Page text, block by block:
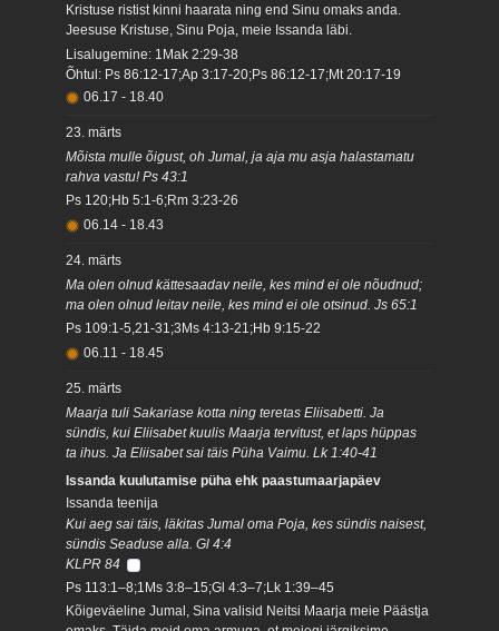
Kristuse ristist kinni haarata ning end Sinu omaks anda.
Jeesuse Kristuse, Sinu Poja, meie Issanda läbi.
Lisalugemine: 1Mak 2:29-38
Õhtul: Ps 86:12-17;Ap 3:17-20;Ps 86:12-17;Mt 20:17-19
06.17 - 18.40
23. märts
Mõista mulle õigust, oh Jumal, ja aja mu asja halastamatu
rahva vastu! Ps 43:1
Ps 120;Hb 5:1-6;Rm 3:23-26
06.14 - 18.43
24. märts
Ma olen olnud kättesaadav neile, kes mind ei ole nõudnud;
ma olen olnud leitav neile, kes mind ei ole otsinud. Js 65:1
Ps 109:1-5,21-31;3Ms 4:13-21;Hb 9:15-22
06.11 - 18.45
25. märts
Maarja tuli Sakariase kotta ning teretas Eliisabetti. Ja
sündis, kui Eliisabet kuulis Maarja tervitust, et laps hüppas
ta ihus. Ja Eliisabet sai täis Püha Vaimu. Lk 1:40-41
Issanda kuulutamise püha ehk paastumaarjapäev
Issanda teenija
Kui aeg sai täis, läkitas Jumal oma Poja, kes sündis naisest,
sündis Seaduse alla. Gl 4:4
KLPR 84
Ps 113:1–8;1Ms 3:8–15;Gl 4:3–7;Lk 1:39–45
Kõigeväeline Jumal, Sina valisid Neitsi Maarja meie Päästja